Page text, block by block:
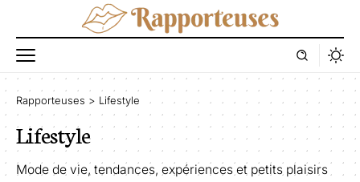
Rapporteuses > Lifestyle
Lifestyle
Mode de vie, tendances, expériences et petits plaisirs